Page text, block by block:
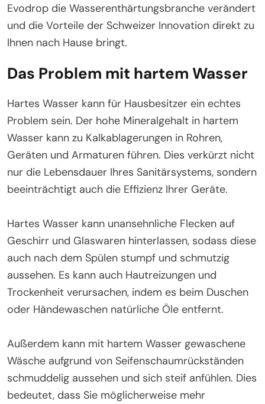
Evodrop die Wasserenthärtungsbranche verändert
und die Vorteile der Schweizer Innovation direkt zu
Ihnen nach Hause bringt.
Das Problem mit hartem Wasser
Hartes Wasser kann für Hausbesitzer ein echtes
Problem sein. Der hohe Mineralgehalt in hartem
Wasser kann zu Kalkablagerungen in Rohren,
Geräten und Armaturen führen. Dies verkürzt nicht
nur die Lebensdauer Ihres Sanitärsystems, sondern
beeinträchtigt auch die Effizienz Ihrer Geräte.
Hartes Wasser kann unansehnliche Flecken auf
Geschirr und Glaswaren hinterlassen, sodass diese
auch nach dem Spülen stumpf und schmutzig
aussehen. Es kann auch Hautreizungen und
Trockenheit verursachen, indem es beim Duschen
oder Händewaschen natürliche Öle entfernt.
Außerdem kann mit hartem Wasser gewaschene
Wäsche aufgrund von Seifenschaumrückständen
schmuddelig aussehen und sich steif anfühlen. Dies
bedeutet, dass Sie möglicherweise mehr